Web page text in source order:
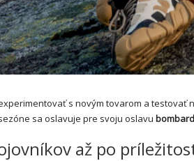
s novým tovarom a testovať
sa oslavuje pre svoju oslavu
až po